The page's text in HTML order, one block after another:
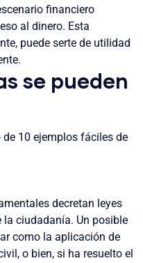
financiero
al dinero. Esta
puede serte de utilidad
se pueden
10 ejemplos fáciles de
decretan leyes
la ciudadanía. Un posible
como la aplicación de
o bien, si ha resuelto el